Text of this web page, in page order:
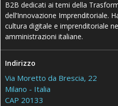
B2B dedicati ai temi della
dell’Innovazione Imprenditoriale.
cultura digitale e imprenditoriale
amministrazioni italiane.
Indirizzo
Via Moretto da Brescia, 22
Milano - Italia
CAP 20133